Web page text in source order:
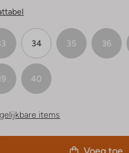
34 35 36
40
items